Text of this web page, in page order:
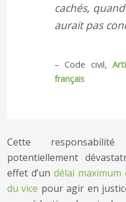
cachés,
aurait pas
– Code civil,
français
Cette
potentiellement
effet d’undélai
du vice pour agir en